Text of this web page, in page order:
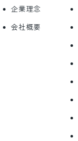
企業理念
会社概要